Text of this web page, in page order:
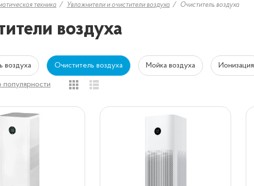
техника Увлажнители и очистители воздуха Очиститель воздуха
воздуха
воздуха Очиститель воздуха Мойка воздуха Ионизация
популярности